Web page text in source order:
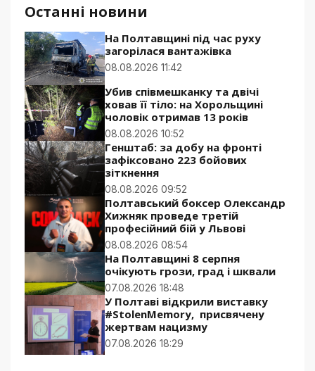
Останні новини
На Полтавщині під час руху
загорілася вантажівка
08.08.2026 11:42
Убив співмешканку та двічі
ховав її тіло: на Хорольщині
чоловік отримав 13 років
08.08.2026 10:52
Генштаб: за добу на фронті
зафіксовано 223 бойових
зіткнення
08.08.2026 09:52
Полтавський боксер Олександр
Хижняк проведе третій
професійний бій у Львові
08.08.2026 08:54
На Полтавщині 8 серпня
очікують грози, град і шквали
07.08.2026 18:48
У Полтаві відкрили виставку
#StolenMemory, присвячену
жертвам нацизму
07.08.2026 18:29